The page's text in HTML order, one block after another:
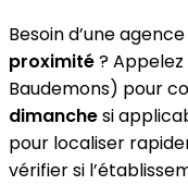
Besoin d’une agence
proximité? Appelez
Baudemons) pour
dimanchesi
pour localiser
vérifier si